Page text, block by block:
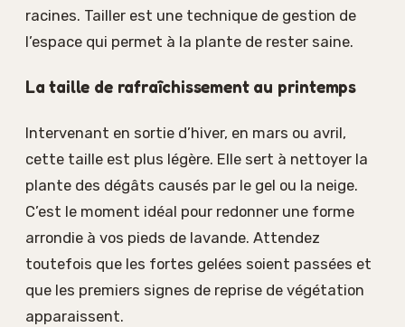
racines. Tailler est une technique de gestion de
l’espace qui permet à la plante de rester saine.
La taille de rafraîchissement au printemps
Intervenant en sortie d’hiver, en mars ou avril,
cette taille est plus légère. Elle sert à nettoyer la
plante des dégâts causés par le gel ou la neige.
C’est le moment idéal pour redonner une forme
arrondie à vos pieds de lavande. Attendez
toutefois que les fortes gelées soient passées et
que les premiers signes de reprise de végétation
apparaissent.